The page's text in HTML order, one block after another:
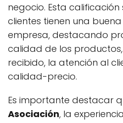
negocio. Esta calificación
clientes tienen una
empresa, destacando
calidad de los
recibido, la atención al
calidad-precio.
Es importante destacar
Asociación, la